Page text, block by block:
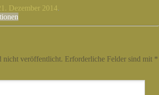
Dezember 2014.
nicht veröffentlicht. Erforderliche Felder sind mit *